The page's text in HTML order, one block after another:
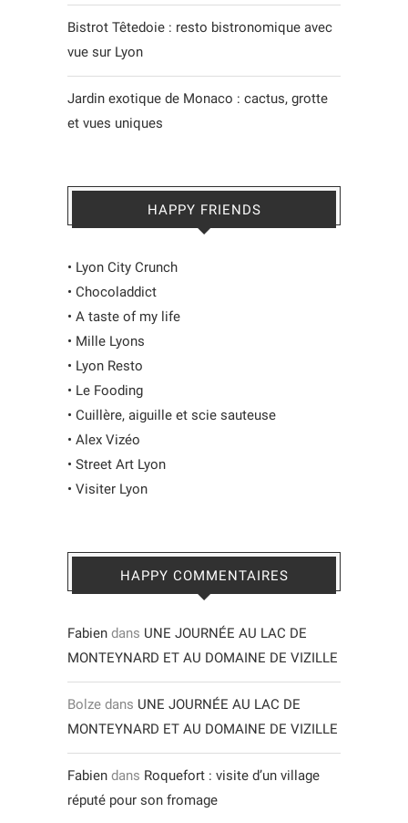
Bistrot Têtedoie : resto bistronomique avec
vue sur Lyon
Jardin exotique de Monaco : cactus, grotte
et vues uniques
HAPPY FRIENDS
• Lyon City Crunch
• Chocoladdict
• A taste of my life
• Mille Lyons
• Lyon Resto
• Le Fooding
• Cuillère, aiguille et scie sauteuse
• Alex Vizéo
• Street Art Lyon
• Visiter Lyon
HAPPY COMMENTAIRES
Fabien dans UNE JOURNÉE AU LAC DE
MONTEYNARD ET AU DOMAINE DE VIZILLE
Bolze dans UNE JOURNÉE AU LAC DE
MONTEYNARD ET AU DOMAINE DE VIZILLE
Fabien dans Roquefort : visite d’un village
réputé pour son fromage